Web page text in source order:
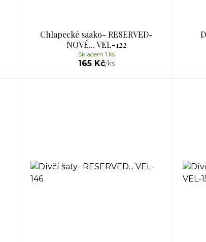
Chlapecké saako- RESERVED-
NOVÉ... VEL-122
165 Kč/ks
Skladem 1 ks